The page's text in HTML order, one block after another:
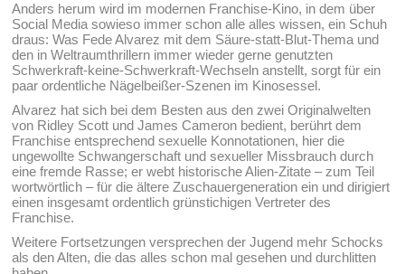
Anders herum wird im modernen Franchise-Kino, in dem über
Social Media sowieso immer schon alle alles wissen, ein Schuh
draus: Was Fede Alvarez mit dem Säure-statt-Blut-Thema und
den in Weltraumthrillern immer wieder gerne genutzten
Schwerkraft-keine-Schwerkraft-Wechseln anstellt, sorgt für ein
paar ordentliche Nägelbeißer-Szenen im Kinosessel.
Alvarez hat sich bei dem Besten aus den zwei Originalwelten
von Ridley Scott und James Cameron bedient, berührt dem
Franchise entsprechend sexuelle Konnotationen, hier die
ungewollte Schwangerschaft und sexueller Missbrauch durch
eine fremde Rasse; er webt historische Alien-Zitate – zum Teil
wortwörtlich – für die ältere Zuschauergeneration ein und dirigiert
einen insgesamt ordentlich grünstichigen Vertreter des
Franchise.
Weitere Fortsetzungen versprechen der Jugend mehr Schocks
als den Alten, die das alles schon mal gesehen und durchlitten